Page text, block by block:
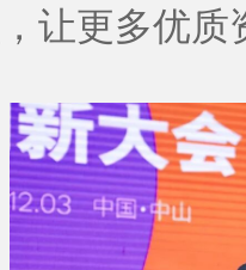
让更多优